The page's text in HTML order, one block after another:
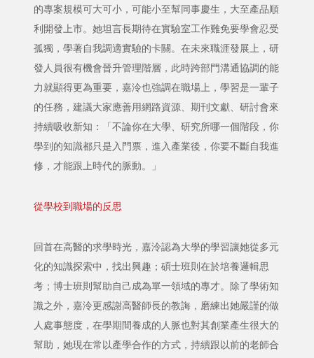
的專案規模可大可小，可能小至幫同事慶生，大至產品順
利開發上市。她坦言長期待在實驗室工作難免要學會忍受
孤獨，學著自我調適實驗的卡關。在未來職涯發展上，研
發人員很有機會晉升管理階層，此時跨部門溝通協調的能
力就顯得更為重要，嘉泠也強調在職場上，學習是一輩子
的任務，建議大家應善用網路資源、期刊文獻、研討會來
持續吸收新知：「不論你在大學、研究所哪一個階段，你
學到的知識都只是入門票，進入產業後，你要不斷自我進
修，才能跟上時代的脈動。」
從學校到職場的反思
回首在高醫的求學時光，嘉泠認為大學的學習讓她從多元
化的知識探索中，找出興趣；碩士班則在於培養邏輯思
考；博士班則幫助自己成為單一領域的專才。除了學術知
識之外，嘉泠更感謝高醫師長的教誨，磨練出她嚴謹的做
人處事態度，在學期間養成的人脈也對其創業產生很大的
幫助，她現在常以產學合作的方式，持續跟以前的老師合